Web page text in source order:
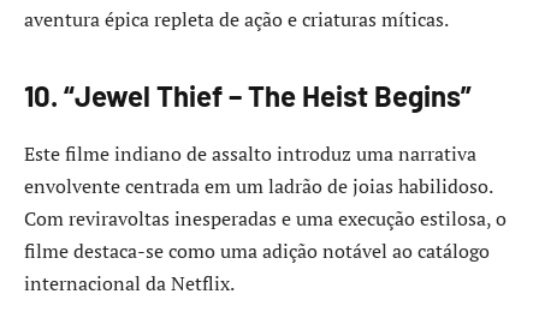
aventura épica repleta de ação e criaturas míticas.
10. “Jewel Thief – The Heist Begins”
Este filme indiano de assalto introduz uma narrativa
envolvente centrada em um ladrão de joias habilidoso.
Com reviravoltas inesperadas e uma execução estilosa, o
filme destaca-se como uma adição notável ao catálogo
internacional da Netflix. ​